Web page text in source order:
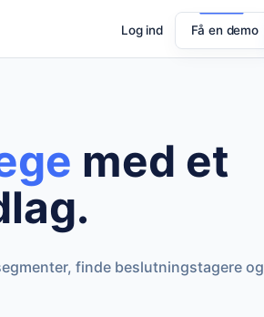
Log ind Få en demo
med et
finde beslutningstagere og